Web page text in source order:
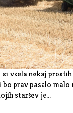
si vzela nekaj
bo prav pasalo
staršev je…